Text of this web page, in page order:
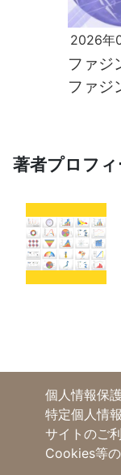
2026年
ファジ
ファジ
著者プロフ
個人情報保
特定個人情
サイトのご
Cookies等